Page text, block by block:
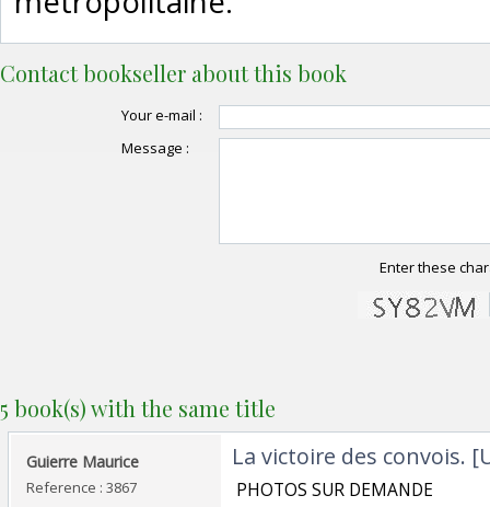
Contact bookseller about this book
Your e-mail :
Message :
Enter these
5 book(s) with the same title
‎Guierre Maurice ‎
Reference : 3867
‎La victoire des convois.
‎ PHOTOS SUR DEMANDE ‎